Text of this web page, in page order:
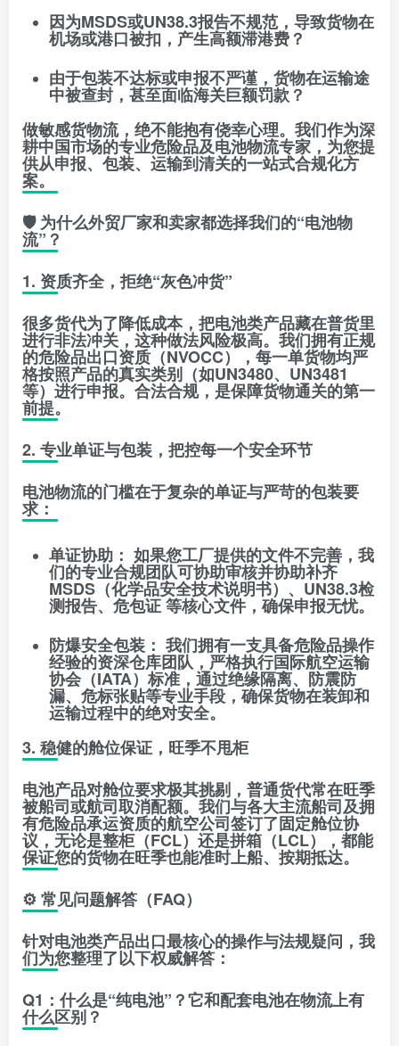
因为MSDS或UN38.3报告不规范，导致货物在
机场或港口被扣，产生高额滞港费？
由于包装不达标或申报不严谨，货物在运输途
中被查封，甚至面临海关巨额罚款？
​做敏感货物流，绝不能抱有侥幸心理。我们作为深
耕中国市场的专业危险品及电池物流专家，为您提
供从申报、包装、运输到清关的一站式合规化方
案。
​🛡️ 为什么外贸厂家和卖家都选择我们的“电池物
流”？
​1. 资质齐全，拒绝“灰色冲货”
​很多货代为了降低成本，把电池类产品藏在普货里
进行非法冲关，这种做法风险极高。我们拥有正规
的危险品出口资质（NVOCC） ，每一单货物均严
格按照产品的真实类别（如UN3480、UN3481
等）进行申报。合法合规，是保障货物通关的第一
前提。
​2. 专业单证与包装，把控每一个安全环节
​电池物流的门槛在于复杂的单证与严苛的包装要
求：
单证协助： 如果您工厂提供的文件不完善，我
们的专业合规团队可协助审核并协助补齐
MSDS（化学品安全技术说明书）、UN38.3检
测报告、危包证等核心文件，确保申报无忧。
防爆安全包装： 我们拥有一支具备危险品操作
经验的资深仓库团队，严格执行国际航空运输
协会（IATA）标准，通过绝缘隔离、防震防
漏、危标张贴等专业手段，确保货物在装卸和
运输过程中的绝对安全。
​3. 稳健的舱位保证，旺季不甩柜
​电池产品对舱位要求极其挑剔，普通货代常在旺季
被船司或航司取消配额。我们与各大主流船司及拥
有危险品承运资质的航空公司签订了固定舱位协
议 ，无论是整柜（FCL）还是拼箱（LCL），都能
保证您的货物在旺季也能准时上船、按期抵达。
​⚙️ 常见问题解答（FAQ）
​针对电池类产品出口最核心的操作与法规疑问，我
们为您整理了以下权威解答：
​Q1：什么是“纯电池”？它和配套电池在物流上有
什么区别？